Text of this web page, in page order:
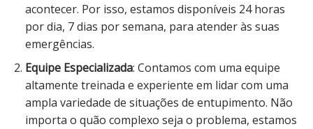
acontecer. Por isso, estamos disponíveis 24 horas
por dia, 7 dias por semana, para atender às suas
emergências.
Equipe Especializada: Contamos com uma equipe
altamente treinada e experiente em lidar com uma
ampla variedade de situações de entupimento. Não
importa o quão complexo seja o problema, estamos